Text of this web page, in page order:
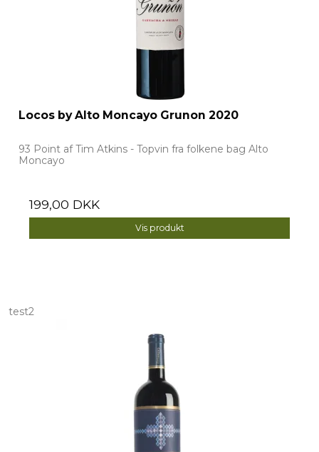
Locos by Alto Moncayo Grunon 2020
93 Point af Tim Atkins - Topvin fra folkene bag Alto
Moncayo
199,00 DKK
Vis produkt
test2